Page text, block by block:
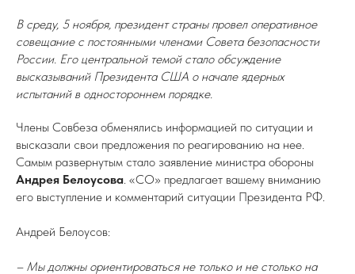
В среду, 5 ноября, президент страны провел оперативное
совещание с постоянными членами Совета безопасности
России. Его центральной темой стало обсуждение
высказываний Президента США о начале ядерных
испытаний в одностороннем порядке.
Члены Совбеза обменялись информацией по ситуации и
высказали свои предложения по реагированию на нее.
Самым развернутым стало заявление министра обороны
Андрея Белоусова. «СО» предлагает вашему вниманию
его выступление и комментарий ситуации Президента РФ.
Андрей Белоусов:
– Мы должны ориентироваться не только и не столько на